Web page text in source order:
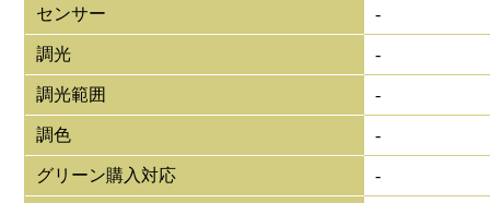
センサー -
調光 -
調光範囲 -
調色 -
グリーン購入対応 -